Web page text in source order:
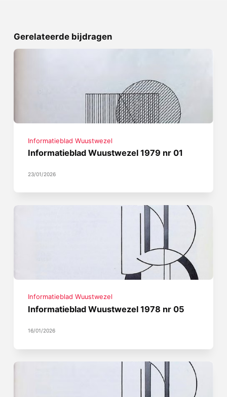
Gerelateerde bijdragen
Informatieblad Wuustwezel
Informatieblad Wuustwezel 1979 nr 01
23/01/2026
Informatieblad Wuustwezel
Informatieblad Wuustwezel 1978 nr 05
16/01/2026